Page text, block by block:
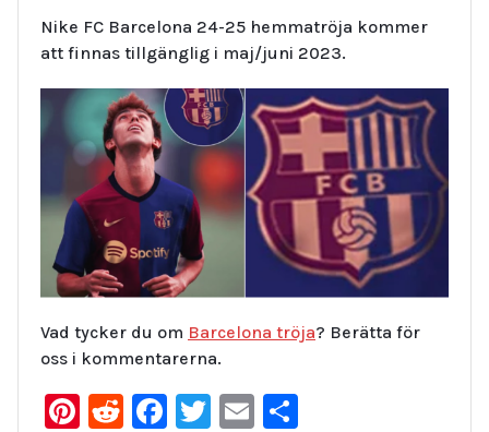
Nike FC Barcelona 24-25 hemmatröja kommer
att finnas tillgänglig i maj/juni 2023.
Vad tycker du om Barcelona tröja? Berätta för
oss i kommentarerna.
Pinterest
Reddit
Facebook
Twitter
Email